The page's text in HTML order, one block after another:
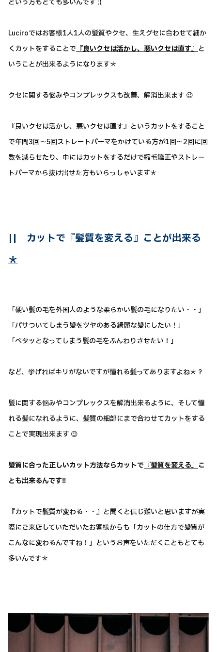
という方もとても多いんです ;(
Luciroではお客様1人1人の髪質やクセ、生えグセに合わせて細か
くカットをすることで 『良いクセは活かし、悪いクセは直す』 と
いうことが出来るようになります＊
クセに関する悩みやコンプレックスも改善、解消出来ます 😉
『良いクセは活かし、悪いクセは直す』というカットをすること
で年間3回～5回ストレートパーマをかけている方が1回～2回に回
数を減らせたり、中にはカットをするだけで縮毛矯正やストレー
トパーマから抜け出せた方もいらっしゃいます＊
|| カットで『髪質を変える』ことが出来る
＊
「硬い髪の毛を外国人のような柔らかい髪の毛になりたい・・」
「パサついてしまう髪をツヤのある綺麗な髪にしたい！」
「ペタッとなってしまう髪の毛をふんわりさせたい！」
など、挙げればキリがないですが憧れる髪ってありますよね＊？
髪に関する悩みやコンプレックスを解消出来るように、そして憧
れる髪になれるように、髪質の細部にまで合わせてカットをする
ことで実現出来ます 😉
髪質に合った正しいカット方法ならカットで 『髪質を変える』 こ
とも出来るんです‼
『カットで髪質が変わる・・』と聞くと信じ難いと思いますが実
際にご来店していただいたお客様からも「カットの仕方で髪質が
こんなに変わるんですね！」というお声をいただくこともとても
多いんです＊